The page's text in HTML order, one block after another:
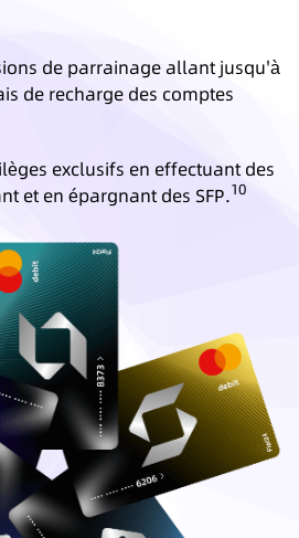
de parrainage allant jusqu'à
de recharge des comptes
exclusifs en effectuant des
et en épargnant des SFP.10